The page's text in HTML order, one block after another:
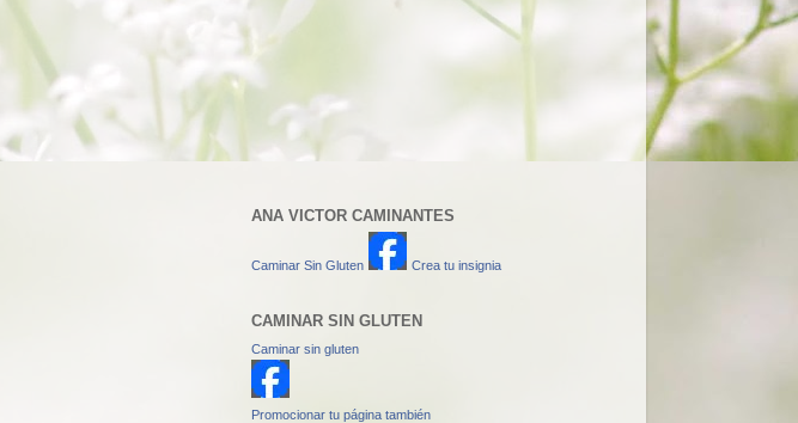
ANA VICTOR CAMINANTES
Caminar Sin Gluten Crea tu insignia
CAMINAR SIN GLUTEN
Caminar sin gluten
Promocionar tu página también